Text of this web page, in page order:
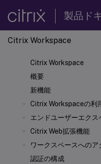
製品ド
Citrix Workspace
Citrix Workspace
概要
新機能
Citrix Workspaceの利
エンドユーザーエクス
Citrix Web拡張機能
ワークスペースへのア
認証の構成